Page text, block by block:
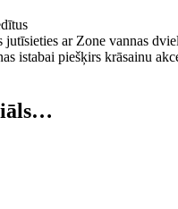
ar Zone vannas
istabai piešķirs krāsainu